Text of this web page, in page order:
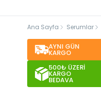
Ana Sayfa Serumlar
AYNI GÜN
KARGO
500₺ ÜZERİ
KARGO
BEDAVA